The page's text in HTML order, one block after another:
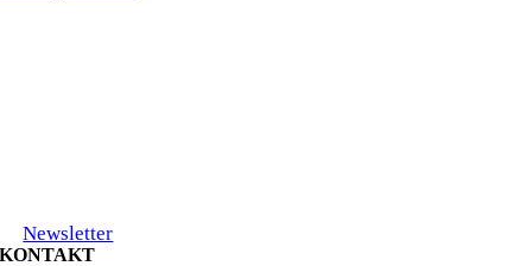
Newsletter
KONTAKT